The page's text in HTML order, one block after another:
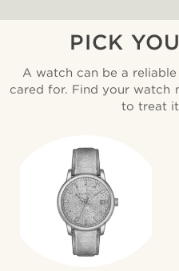
PICK
A watch can be a
cared for. Find your watch
to treat